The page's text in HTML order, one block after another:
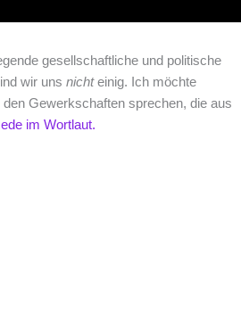
gesellschaftliche und politische
wir unsnichteinig. Ich möchte
Gewerkschaften sprechen, die aus
im Wortlaut.